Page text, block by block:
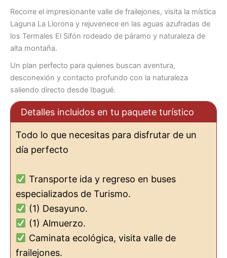
Recorre el impresionante valle de frailejones, visita la mística
Laguna La Llorona y rejuvenece en las aguas azufradas de
los Termales El Sifón rodeado de páramo y naturaleza de
alta montaña.
Un plan perfecto para quienes buscan aventura,
desconexión y contacto profundo con la naturaleza
saliendo directo desde Ibagué.
Detalles incluidos en tu paquete turístico
Todo lo que necesitas para disfrutar de un
día perfecto
Transporte ida y regreso en buses
especializados de Turismo.
(1) Desayuno.
(1) Almuerzo.
Caminata ecológica, visita valle de
frailejones.